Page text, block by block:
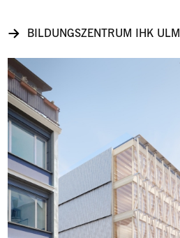
BILDUNGSZENTRUM IHK ULM